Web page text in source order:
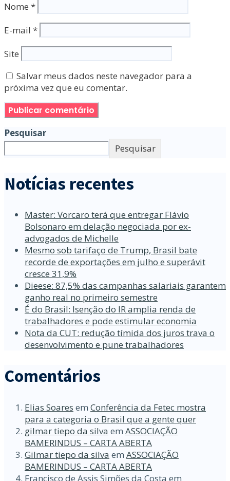
Nome *
E-mail *
Site
Salvar meus dados neste navegador para a
próxima vez que eu comentar.
Pesquisar
Pesquisar
Notícias recentes
Master: Vorcaro terá que entregar Flávio
Bolsonaro em delação negociada por ex-
advogados de Michelle
Mesmo sob tarifaço de Trump, Brasil bate
recorde de exportações em julho e superávit
cresce 31,9%
Dieese: 87,5% das campanhas salariais garantem
ganho real no primeiro semestre
É do Brasil: Isenção do IR amplia renda de
trabalhadores e pode estimular economia
Nota da CUT: redução tímida dos juros trava o
desenvolvimento e pune trabalhadores
Comentários
Elias Soares em Conferência da Fetec mostra
para a categoria o Brasil que a gente quer
gilmar tiepo da silva em ASSOCIAÇÃO
BAMERINDUS – CARTA ABERTA
Gilmar tiepo da silva em ASSOCIAÇÃO
BAMERINDUS – CARTA ABERTA
Francisco de Assis Simões da Costa em